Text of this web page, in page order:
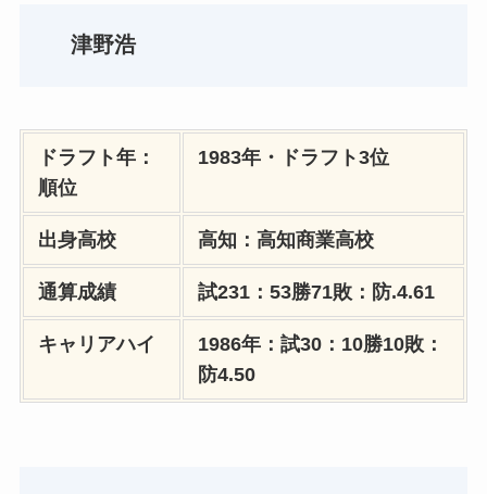
津野浩
ドラフト年：
順位
1983年・ドラフト3位
出身高校 高知：高知商業高校
通算成績 試231：53勝71敗：防.4.61
キャリアハイ
1986年：試30：10勝10敗：
防4.50